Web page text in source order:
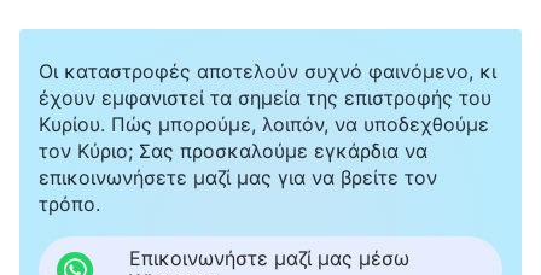
αποκλειστώ ανά πάσα στιγμή». Ζούσα σε μια
κατάσταση που όριζα τον εαυτό μου, κάνοντας
τα καθήκοντά μου τυπικά κάθε μέρα. Όταν είδα
τις αδελφές με τις οποίες συνεργαζόμουν να
συναντούν δυσκολίες στο έργο τους, δεν ήθελα
να βοηθήσω επειδή σκεφτόμουν: «Ποια
προβλήματα μπορώ να διακρίνω με το χαμηλό
Οι καταστροφές αποτελούν συχνό φαινόμενο, κι
έχουν εμφανιστεί τα σημεία της επιστροφής του
Κυρίου. Πώς μπορούμε, λοιπόν, να υποδεχθούμε
τον Κύριο; Σας προσκαλούμε εγκάρδια να
επικοινωνήσετε μαζί μας για να βρείτε τον
τρόπο.
Επικοινωνήστε μαζί μας μέσω